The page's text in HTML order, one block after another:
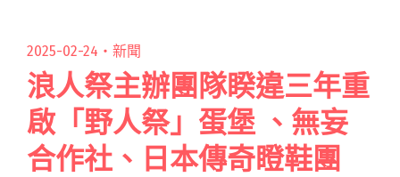
2025-02-24・ 新聞
浪人祭主辦團隊睽違三年重
啟「野人祭」蛋堡 、無妄
合作社、日本傳奇瞪鞋團